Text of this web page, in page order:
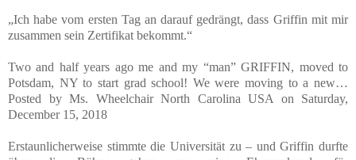
„Ich habe vom ersten Tag an darauf gedrängt, dass Griffin mit mir
zusammen sein Zertifikat bekommt.“
Two and half years ago me and my “man” GRIFFIN, moved to
Potsdam, NY to start grad school! We were moving to a new…
Posted by Ms. Wheelchair North Carolina USA on Saturday,
December 15, 2018
Erstaunlicherweise stimmte die Universität zu – und Griffin durfte